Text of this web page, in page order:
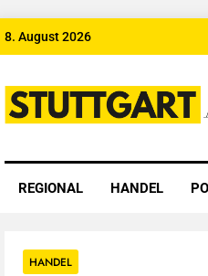
Skip
8. August 2026
Stuttgart
REGIONAL HANDEL
HANDEL